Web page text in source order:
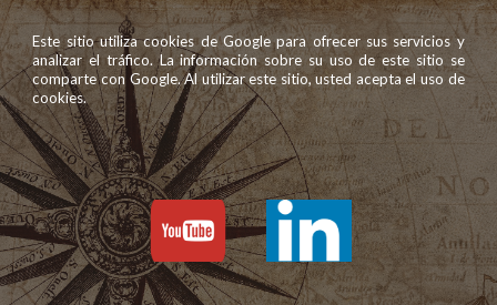
Este sitio utiliza cookies de Google para ofrecer sus servicios y
analizar el tráfico. La información sobre su uso de este sitio se
comparte con Google. Al utilizar este sitio, usted acepta el uso de
cookies.